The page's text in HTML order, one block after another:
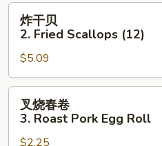
Veg.
Spring
Roll
(2)
Fried
Scallops
(12)
炸干贝
2. Fried Scallops (12)
$5.09
叉烧春卷
3. Roast Pork Egg Roll
$2.25